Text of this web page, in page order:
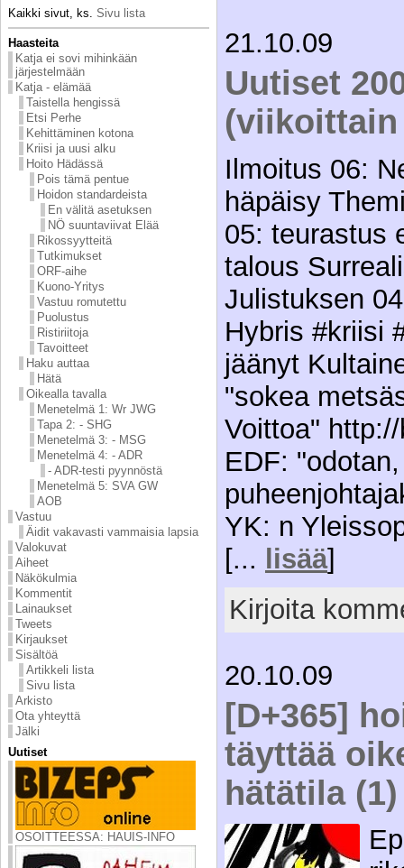
Kaikki sivut, ks. Sivu lista
Haasteita
Katja ei sovi mihinkään
järjestelmään
Katja - elämää
Taistella hengissä
Etsi Perhe
Kehittäminen kotona
Kriisi ja uusi alku
Hoito Hädässä
Pois tämä pentue
Hoidon standardeista
En välitä asetuksen
NÖ suuntaviivat Elää
Rikossyytteitä
Tutkimukset
ORF-aihe
Kuono-Yritys
Vastuu romutettu
Puolustus
Ristiriitoja
Tavoitteet
Haku auttaa
Hätä
Oikealla tavalla
Menetelmä 1: Wr JWG
Tapa 2: - SHG
Menetelmä 3: - MSG
Menetelmä 4: - ADR
- ADR-testi pyynnöstä
Menetelmä 5: SVA GW
AOB
Vastuu
Äidit vakavasti vammaisia lapsia
Valokuvat
Aiheet
Näkökulmia
Kommentit
Lainaukset
Tweets
Kirjaukset
Sisältöä
Artikkeli lista
Sivu lista
Arkisto
Ota yhteyttä
Jälki
Uutiset
OSOITTEESSA: HAUIS-INFO
21.10.09
Uutiset
Ilmoitus 06:
häpäisy
05: teurastus
talous
Julistuksen
Hybris #kriisi
jäänyt
"sokea
Voittoa"
EDF:
YK: n
[... lisää]
Kirjoita
20.10.09
[D+365]
täyttää
hätätila (1)